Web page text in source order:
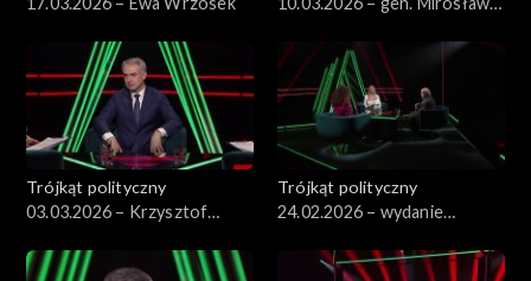
Trójkąt polityczny
03.03.2026 – Krzysztof
Trójkąt polityczny
24.02.2026 – wydanie